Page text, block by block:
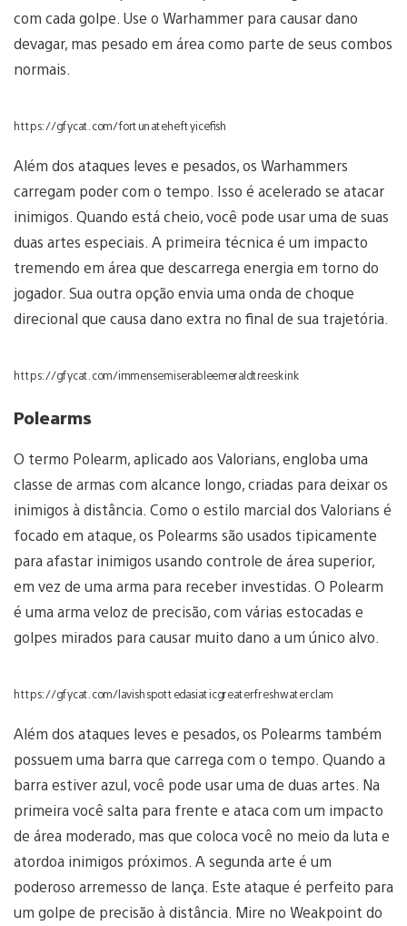
com cada golpe. Use o Warhammer para causar dano
devagar, mas pesado em área como parte de seus combos
normais.
https://gfycat.com/fortunateheftyicefish
Além dos ataques leves e pesados, os Warhammers
carregam poder com o tempo. Isso é acelerado se atacar
inimigos. Quando está cheio, você pode usar uma de suas
duas artes especiais. A primeira técnica é um impacto
tremendo em área que descarrega energia em torno do
jogador. Sua outra opção envia uma onda de choque
direcional que causa dano extra no final de sua trajetória.
https://gfycat.com/immensemiserableemeraldtreeskink
Polearms
O termo Polearm, aplicado aos Valorians, engloba uma
classe de armas com alcance longo, criadas para deixar os
inimigos à distância. Como o estilo marcial dos Valorians é
focado em ataque, os Polearms são usados tipicamente
para afastar inimigos usando controle de área superior,
em vez de uma arma para receber investidas. O Polearm
é uma arma veloz de precisão, com várias estocadas e
golpes mirados para causar muito dano a um único alvo.
https://gfycat.com/lavishspottedasiaticgreaterfreshwaterclam
Além dos ataques leves e pesados, os Polearms também
possuem uma barra que carrega com o tempo. Quando a
barra estiver azul, você pode usar uma de duas artes. Na
primeira você salta para frente e ataca com um impacto
de área moderado, mas que coloca você no meio da luta e
atordoa inimigos próximos. A segunda arte é um
poderoso arremesso de lança. Este ataque é perfeito para
um golpe de precisão à distância. Mire no Weakpoint do